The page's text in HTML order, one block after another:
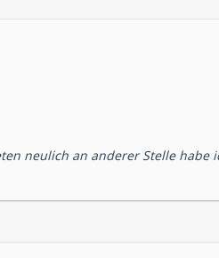
neulich an anderer Stelle habe